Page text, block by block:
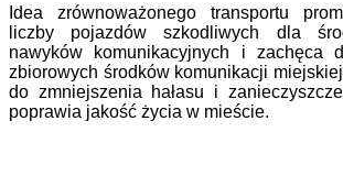
Idea zrównoważonego transportu
liczby pojazdów szkodliwych dla
nawyków komunikacyjnych i zachęca
zbiorowych środków komunikacji
do zmniejszenia hałasu i
poprawia jakość życia w mieście.